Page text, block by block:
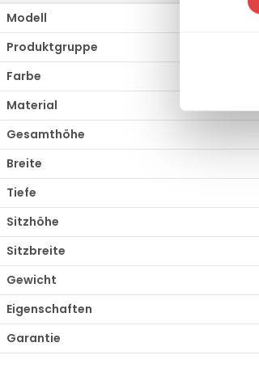
Modell
Produktgruppe
Farbe
Material
Gesamthöhe
Breite
Tiefe
Sitzhöhe
Sitzbreite
Gewicht
Eigenschaften
Garantie